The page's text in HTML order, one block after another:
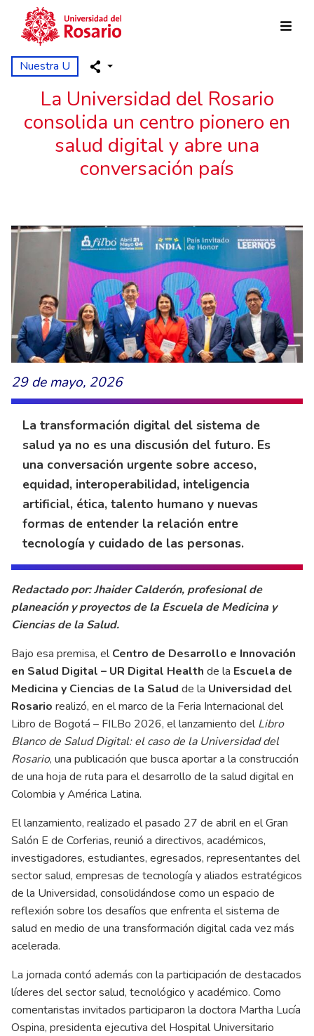
Pasar al contenido principal
Nuestra U
La Universidad del Rosario
consolida un centro pionero en
salud digital y abre una
conversación país
29 de mayo, 2026
La transformación digital del sistema de
salud ya no es una discusión del futuro. Es
una conversación urgente sobre acceso,
equidad, interoperabilidad, inteligencia
artificial, ética, talento humano y nuevas
formas de entender la relación entre
tecnología y cuidado de las personas.
Redactado por: Jhaider Calderón, profesional de
planeación y proyectos de la Escuela de Medicina y
Ciencias de la Salud.
Bajo esa premisa, elCentro de Desarrollo e Innovación
en Salud Digital – UR Digital Health de la Escuela de
Medicina y Ciencias de la Salud de la Universidad del
Rosario realizó, en el marco de la Feria Internacional del
Libro de Bogotá – FILBo 2026, el lanzamiento delLibro
Blanco de Salud Digital: el caso de la Universidad del
Rosario, una publicación que busca aportar a la construcción
de una hoja de ruta para el desarrollo de la salud digital en
Colombia y América Latina.
El lanzamiento, realizado el pasado 27 de abril en el Gran
Salón E de Corferias, reunió a directivos, académicos,
investigadores, estudiantes, egresados, representantes del
sector salud, empresas de tecnología y aliados estratégicos
de la Universidad, consolidándose como un espacio de
reflexión sobre los desafíos que enfrenta el sistema de
salud en medio de una transformación digital cada vez más
acelerada.
La jornada contó además con la participación de destacados
líderes del sector salud, tecnológico y académico. Como
comentaristas invitados participaron la doctora Martha Lucía
Ospina, presidenta ejecutiva del Hospital Universitario